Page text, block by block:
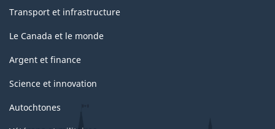
Transport et infrastructure
Le Canada et le monde
Argent et finance
Science et innovation
Autochtones